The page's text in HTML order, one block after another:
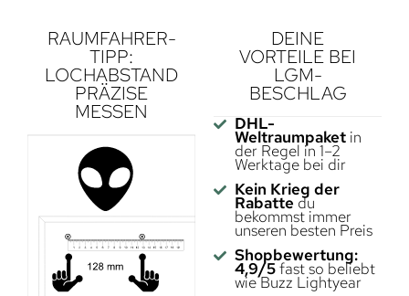
RAUMFAHRER-
TIPP:
LOCHABSTAND
PRÄZISE
MESSEN
DEINE
VORTEILE BEI
LGM-
BESCHLAG
DHL-
Weltraumpaketin
der Regel in 1–2
Werktage bei dir
Kein Krieg der
Rabatte du
bekommst immer
unseren besten Preis
Shopbewertung:
4,9/5fast so beliebt
wie Buzz Lightyear